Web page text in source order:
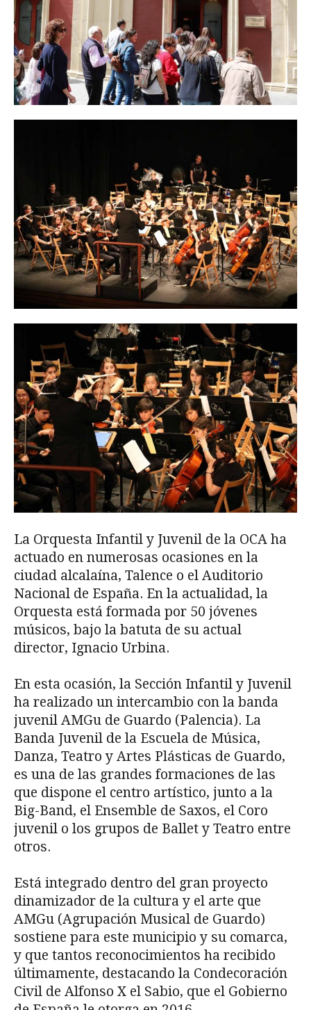
La Orquesta Infantil y Juvenil de la OCA ha
actuado en numerosas ocasiones en la
ciudad alcalaína, Talence o el Auditorio
Nacional de España. En la actualidad, la
Orquesta está formada por 50 jóvenes
músicos, bajo la batuta de su actual
director, Ignacio Urbina.
En esta ocasión, la Sección Infantil y Juvenil
ha realizado un intercambio con la banda
juvenil AMGu de Guardo (Palencia). La
Banda Juvenil de la Escuela de Música,
Danza, Teatro y Artes Plásticas de Guardo,
es una de las grandes formaciones de las
que dispone el centro artístico, junto a la
Big-Band, el Ensemble de Saxos, el Coro
juvenil o los grupos de Ballet y Teatro entre
otros.
Está integrado dentro del gran proyecto
dinamizador de la cultura y el arte que
AMGu (Agrupación Musical de Guardo)
sostiene para este municipio y su comarca,
y que tantos reconocimientos ha recibido
últimamente, destacando la Condecoración
Civil de Alfonso X el Sabio, que el Gobierno